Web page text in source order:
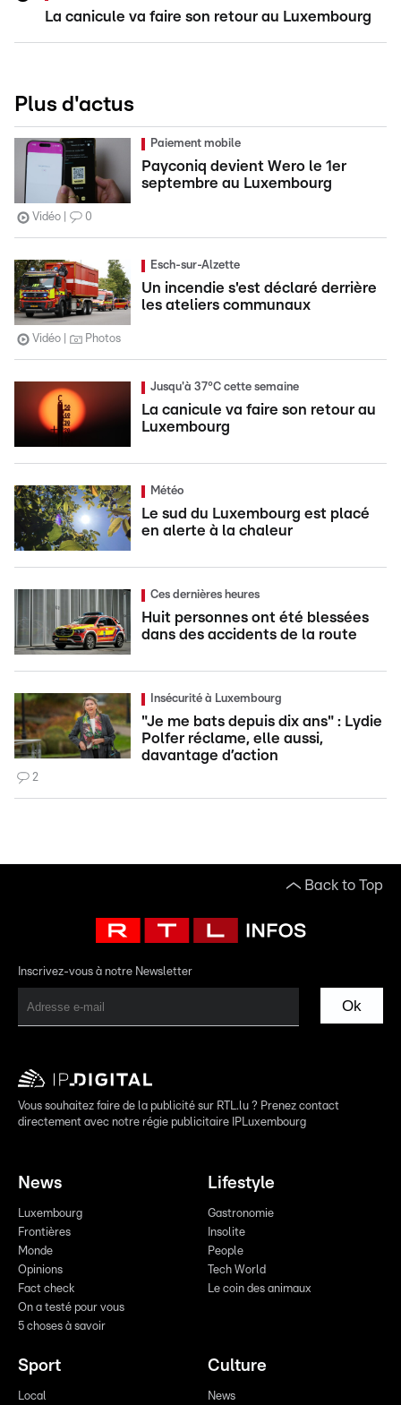
La canicule va faire son retour au Luxembourg
Plus d'actus
Paiement mobile
Payconiq devient Wero le 1er
septembre au Luxembourg
Vidéo 0
Esch-sur-Alzette
Un incendie s'est déclaré derrière
les ateliers communaux
Vidéo Photos
Jusqu'à 37°C cette semaine
La canicule va faire son retour au
Luxembourg
Météo
Le sud du Luxembourg est placé
en alerte à la chaleur
Ces dernières heures
Huit personnes ont été blessées
dans des accidents de la route
Insécurité à Luxembourg
"Je me bats depuis dix ans" : Lydie
Polfer réclame, elle aussi,
davantage d’action
2
Back to Top
Inscrivez-vous à notre Newsletter
Ok
Vous souhaitez faire de la publicité sur RTL.lu ? Prenez contact
directement avec notre régie publicitaire IPLuxembourg
News
Luxembourg
Frontières
Monde
Opinions
Fact check
On a testé pour vous
5 choses à savoir
Lifestyle
Gastronomie
Insolite
People
Tech World
Le coin des animaux
Sport
Local
Culture
News